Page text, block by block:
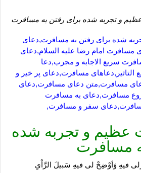
و تجربه شده برای رفتن به مسافرت
شده برای رفتن به مسافرت,دعای
امام رضا علیه السلام,دعای
سریع الاجابه و مجرب,دعا
مسافرت,دعای پر خیر و
مسافرت,متن دعای مسافرت,دعای
مسافرت,دعای به مسافرت
سفر و مسافرت,
عظیم و تجربه شده
مسافرت
فيهِ وَاَوْضِحْ لى فيهِ سَبيلَ الرَّاْىِ